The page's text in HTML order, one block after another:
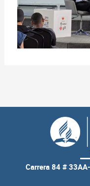
Carrera 84 #